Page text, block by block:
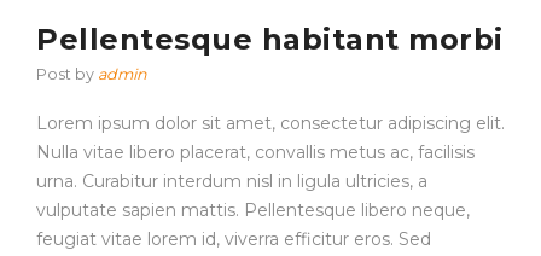
Pellentesque habitant morbi
Post by admin
Lorem ipsum dolor sit amet, consectetur adipiscing elit.
Nulla vitae libero placerat, convallis metus ac, facilisis
urna. Curabitur interdum nisl in ligula ultricies, a
vulputate sapien mattis. Pellentesque libero neque,
feugiat vitae lorem id, viverra efficitur eros. Sed